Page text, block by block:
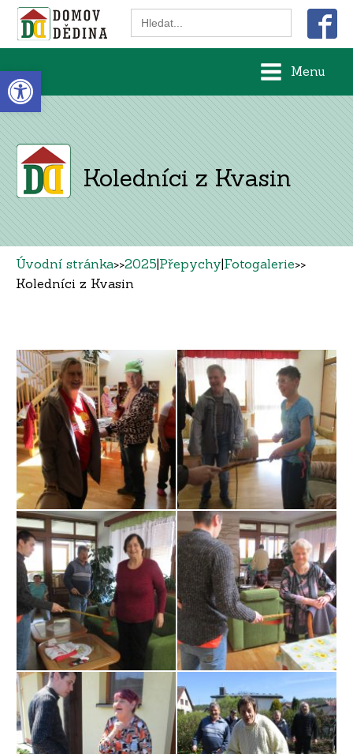
Open toolbar
Search
for:
Menu
Koledníci z Kvasin
Úvodní stránka>>2025|Přepychy|Fotogalerie>>
Koledníci z Kvasin